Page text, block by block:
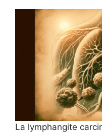
La lymphangite